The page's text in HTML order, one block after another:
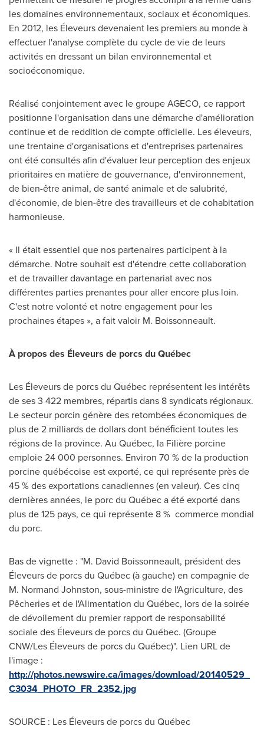
les domaines environnementaux, sociaux et économiques.
En 2012, les Éleveurs devenaient les premiers au monde à
effectuer l'analyse complète du cycle de vie de leurs
activités en dressant un bilan environnemental et
socioéconomique.
Réalisé conjointement avec le groupe AGECO, ce rapport
positionne l'organisation dans une démarche d'amélioration
continue et de reddition de compte officielle. Les éleveurs,
une trentaine d'organisations et d'entreprises partenaires
ont été consultés afin d'évaluer leur perception des enjeux
prioritaires en matière de gouvernance, d'environnement,
de bien-être animal, de santé animale et de salubrité,
d'économie, de bien-être des travailleurs et de cohabitation
harmonieuse.
« Il était essentiel que nos partenaires participent à la
démarche. Notre souhait est d'étendre cette collaboration
et de travailler davantage en partenariat avec nos
différentes parties prenantes pour aller encore plus loin.
C'est notre volonté et notre engagement pour les
prochaines étapes », a fait valoir M. Boissonneault.
À propos des Éleveurs de porcs du Québec
Les Éleveurs de porcs du Québec représentent les intérêts
de ses 3 422 membres, répartis dans 8 syndicats régionaux.
Le secteur porcin génère des retombées économiques de
plus de 2 milliards de dollars dont bénéﬁcient toutes les
régions de la province. Au Québec, la Filière porcine
emploie 24 000 personnes. Environ 70 % de la production
porcine québécoise est exporté, ce qui représente près de
45 % des exportations canadiennes (en valeur). Ces cinq
dernières années, le porc du Québec a été exporté dans
plus de 125 pays, ce qui représente 8 % commerce mondial
du porc.
Bas de vignette : "M. David Boissonneault, président des
Éleveurs de porcs du Québec (à gauche) en compagnie de
M. Normand Johnston, sous-ministre de l'Agriculture, des
Pêcheries et de l'Alimentation du Québec, lors de la soirée
de dévoilement du premier rapport de responsabilité
sociale des Éleveurs de porcs du Québec. (Groupe
CNW/Les Éleveurs de porcs du Québec)". Lien URL de
l'image :
http://photos.newswire.ca/images/download/20140529_
C3034_PHOTO_FR_2352.jpg
SOURCE : Les Éleveurs de porcs du Québec